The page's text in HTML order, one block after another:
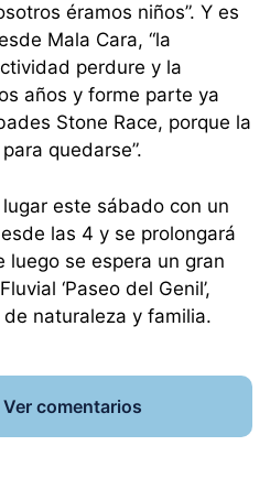
éramos niños”. Y es
Mala Cara, “la
perdure y la
años y forme parte ya
Stone Race, porque la
quedarse”.
este sábado con un
las 4 y se prolongará
se espera un gran
‘Paseo del Genil’,
naturaleza y familia.
comentarios